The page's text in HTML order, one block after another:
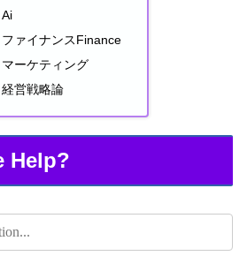
Ai
ファイナンスFinance
マーケティング
経営戦略論
Help?